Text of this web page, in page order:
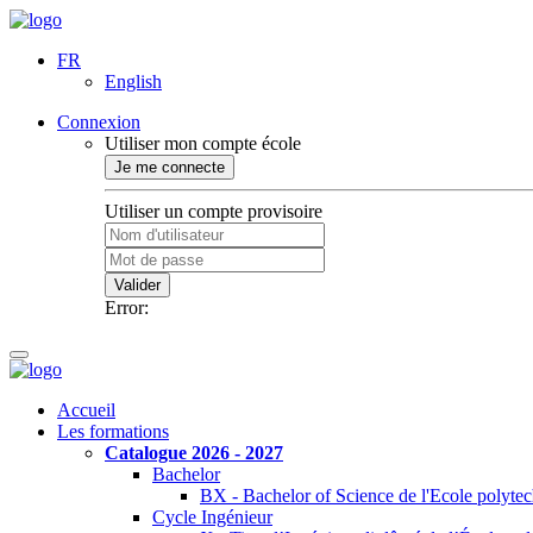
FR
English
Connexion
Utiliser mon compte école
Je me connecte
Utiliser un compte provisoire
Valider
Error:
Accueil
Les formations
Catalogue 2026 - 2027
Bachelor
BX - Bachelor of Science de l'Ecole
Cycle Ingénieur